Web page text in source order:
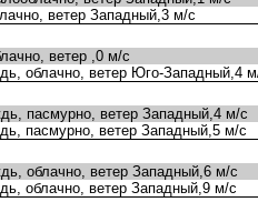
ветер Западный,3 м/с
ветер ,0 м/с
облачно, ветер Юго-Западный,4
пасмурно, ветер Западный,4 м/с
пасмурно, ветер Западный,5 м/с
облачно, ветер Западный,6 м/с
облачно, ветер Западный,9 м/с